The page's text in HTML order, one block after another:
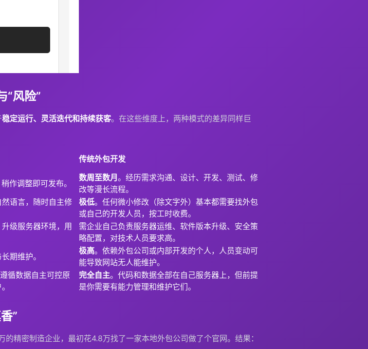
“风险”
稳定运行、灵活迭代和持续获客。在这些维度上，两种模式的差异同样巨
传统外包开发
作调整即可发布。
数周至数月 。经历需求沟通、设计、开发、测试、修
改等漫长流程。
语言，随时自主修
极低。任何微小修改（除文字外）基本都需要找外包
或自己的开发人员，按工时收费。
级服务器环境，用
需企业自己负责服务器运维、软件版本升级、安全策
略配置，对技术人员要求高。
期维护。
极高。依赖外包公司或内部开发的个人，人员变动可
能导致网站无人能维护。
循数据自主可控原
完全自主。代码和数据全部在自己服务器上，但前提
是你需要有能力管理和维护它们。
”
精密制造企业，最初花4.8万找了一家本地外包公司做了个官网。结果：